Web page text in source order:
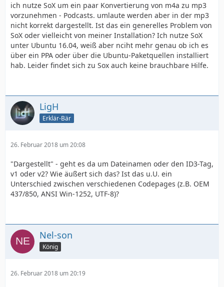
ich nutze SoX um ein paar Konvertierung von m4a zu mp3
vorzunehmen - Podcasts. umlaute werden aber in der mp3
nicht korrekt dargestellt. Ist das ein generelles Problem von
SoX oder vielleicht von meiner Installation? Ich nutze SoX
unter Ubuntu 16.04, weiß aber nciht mehr genau ob ich es
über ein PPA oder über die Ubuntu-Paketquellen installiert
hab. Leider findet sich zu Sox auch keine brauchbare Hilfe.
LigH
Erklär-Bär
26. Februar 2018 um 20:08
"Dargestellt" - geht es da um Dateinamen oder den ID3-Tag,
v1 oder v2? Wie äußert sich das? Ist das u.U. ein
Unterschied zwischen verschiedenen Codepages (z.B. OEM
437/850, ANSI Win-1252, UTF-8)?
Nel-son
König
26. Februar 2018 um 20:19